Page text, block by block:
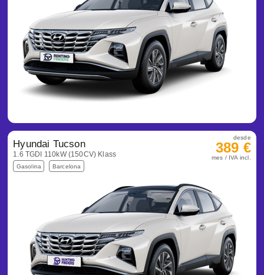
Hyundai Tucson
1.6 TGDI 110kW (150CV) Klass
Gasolina Barcelona
desde
389 €
mes / IVA incl.